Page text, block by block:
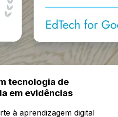
tecnologia de
em evidências
à aprendizagem digital